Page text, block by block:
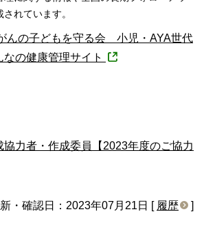
れています。
んの子どもを守る会 小児・AYA世代
の健康管理サイト
協力者・作成委員【2023年度のご協力
・確認日：2023年07月21日 [ 履歴 ]